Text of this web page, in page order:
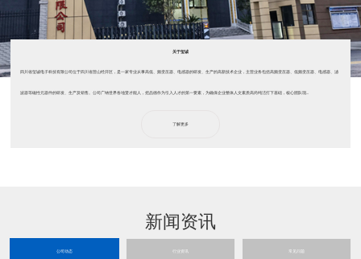
关于玺诚
四川省玺诚电子科技有限公司位于四川省营山经开区，是一家专业从事高低、频变压器、电感器的研发、生产的高新技术企业，主营业务包括高频变压器、低频变压器、电感器、滤
波器等磁性元器件的研发、生产及销售。公司广纳世界各地贤才能人，把品德作为引入人才的第一要素，为确保企业整体人文素质高尚纯洁打下基础，核心团队现...
了解更多
新闻资讯
公司动态 行业资讯 常见问题